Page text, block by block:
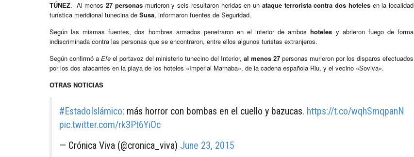
TÚNEZ.- Al menos 27 personasmurieron y seis resultaron heridas en un ataque terrorista contra dos hotelesen la localidad
turística meridional tunecina de Susa, informaron fuentes de Seguridad.
Según las mismas fuentes, dos hombres armados penetraron en el interior de amboshoteles y abrieron fuego de forma
indiscriminada contra las personas que se encontraron, entre ellos algunos turistas extranjeros.
Según confirmó a Efe el portavoz del ministerio tunecino del Interior, al menos 27 personas murieron por los disparos efectuados
por los dos atacantes en la playa de los hoteles «Imperial Marhaba», de la cadena española Riu, y el vecino «Soviva».
OTRAS NOTICIAS
#EstadoIslámico: más horror con bombas en el cuello y bazucas. https://t.co/wqhSmqpanN
pic.twitter.com/rk3Pt6YiOc
— Crónica Viva (@cronica_viva) June 23, 2015